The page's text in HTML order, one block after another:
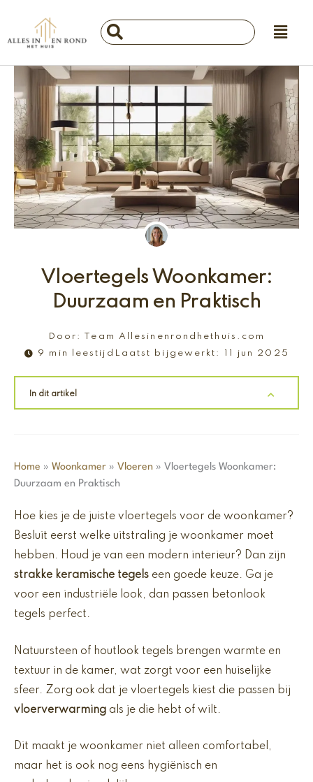
de
Main
Menu
Search
...
Vloertegels Woonkamer:
Duurzaam en Praktisch
Door:
Team Allesinenrondhethuis.com
9 min leestijd Laatst bijgewerkt: 11 jun 2025
In dit artikel
Home » Woonkamer » Vloeren » Vloertegels Woonkamer:
Duurzaam en Praktisch
Hoe kies je de juiste vloertegels voor de woonkamer?
Besluit eerst welke uitstraling je woonkamer moet
hebben. Houd je van een modern interieur? Dan zijn
strakke keramische tegels een goede keuze. Ga je
voor een industriële look, dan passen betonlook
tegels perfect.
Natuursteen of houtlook tegels brengen warmte en
textuur in de kamer, wat zorgt voor een huiselijke
sfeer. Zorg ook dat je vloertegels kiest die passen bij
vloerverwarming als je die hebt of wilt.
Dit maakt je woonkamer niet alleen comfortabel,
maar het is ook nog eens hygiënisch en